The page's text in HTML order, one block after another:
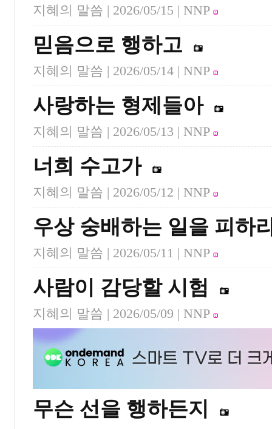
지혜의 말씀 | 2026/05/15 | NNP
믿음으로 행하고
지혜의 말씀 | 2026/05/14 | NNP
사랑하는 형제들아
지혜의 말씀 | 2026/05/13 | NNP
너희 수고가
지혜의 말씀 | 2026/05/12 | NNP
우상 숭배하는 일을 피하
지혜의 말씀 | 2026/05/11 | NNP
사람이 감당할 시험
지혜의 말씀 | 2026/05/09 | NNP
무슨 선을 행하든지